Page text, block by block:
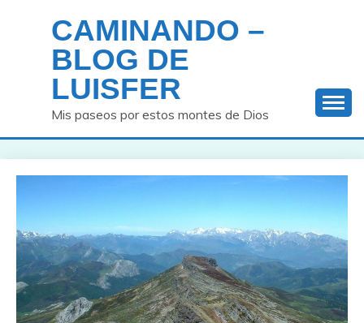
contenido
CAMINANDO –
BLOG DE
LUISFER
Mis paseos por estos montes de Dios